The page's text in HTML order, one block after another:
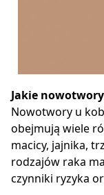
Jakie
Nowotwory u
obejmują wiele
macicy, jajnika,
rodzajów raka
czynniki ryzyka